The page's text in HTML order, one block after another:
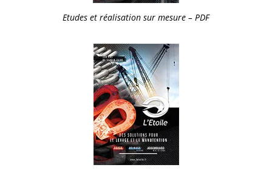
Etudes et réalisation sur mesure – PDF